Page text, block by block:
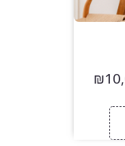
₪